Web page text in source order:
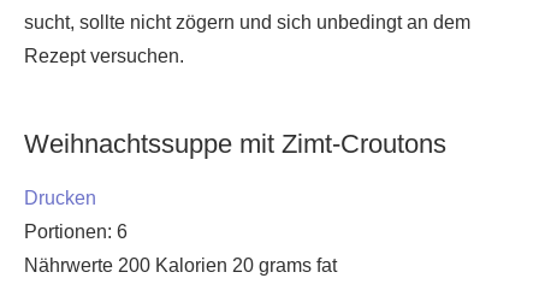
sucht, sollte nicht zögern und sich unbedingt an dem
Rezept versuchen.
Weihnachtssuppe mit Zimt-Croutons
Drucken
Portionen: 6
Nährwerte 200 Kalorien 20 grams fat